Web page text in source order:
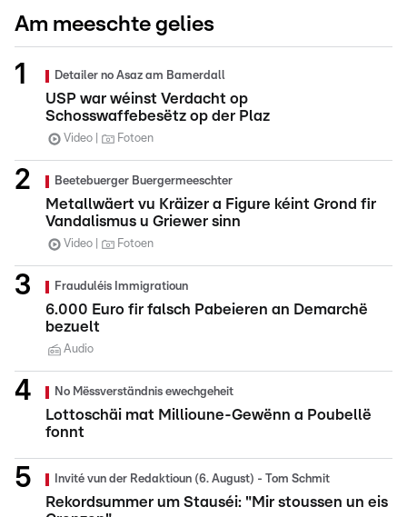
Am meeschte gelies
Detailer no Asaz am Bamerdall
USP war wéinst Verdacht op
Schosswaffebesëtz op der Plaz
Video Fotoen
Beetebuerger Buergermeeschter
Metallwäert vu Kräizer a Figure kéint Grond fir
Vandalismus u Griewer sinn
Video Fotoen
Frauduléis Immigratioun
6.000 Euro fir falsch Pabeieren an Demarchë
bezuelt
Audio
No Mëssverständnis ewechgeheit
Lottoschäi mat Millioune-Gewënn a Poubellë
fonnt
Invité vun der Redaktioun (6. August) - Tom Schmit
Rekordsummer um Stauséi: "Mir stoussen un eis